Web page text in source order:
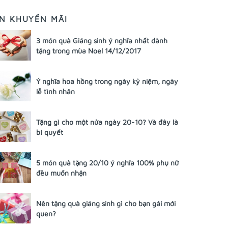
KHUYẾN MÃI
3 món quà Giáng sinh ý nghĩa nhất dành
tặng trong mùa Noel 14/12/2017
Ý nghĩa hoa hồng trong ngày kỷ niệm, ngày
lễ tình nhân
Tặng gì cho một nửa ngày 20-10? Và đây là
bí quyết
5 món quà tặng 20/10 ý nghĩa 100% phụ nữ
đều muốn nhận
Nên tặng quà giáng sinh gì cho bạn gái mới
quen?